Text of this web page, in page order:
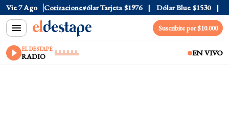
Vie 7 Ago Cotizaciones
Oficial $1520 Dólar Tarjeta $1976 Dólar Blue $1530
Suscribite por $10.000
EL DESTAPE
RADIO EN VIVO